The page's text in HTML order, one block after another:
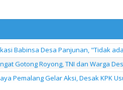
Babinsa Desa Panjunan, "Tidak
Gotong Royong, TNI dan Warga
Pemalang Gelar Aksi, Desak KPK